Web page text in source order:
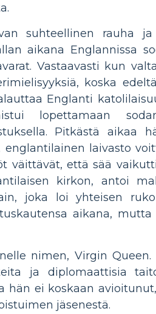
suhteellinen rauha ja
aikana Englannissa
Vastaavasti kun
koska
Englanti
lopettamaan
Pitkästä aikaa
laivasto
väittävät, että sää
kirkon, antoi
joka loi yhteisen
aikana,
nimen, Virgin
ja diplomaattisia
hän ei koskaan
jäsenestä.